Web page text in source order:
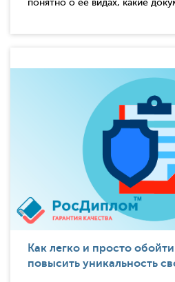
понятно о её видах, какие
Как легко и просто
повысить уникальность